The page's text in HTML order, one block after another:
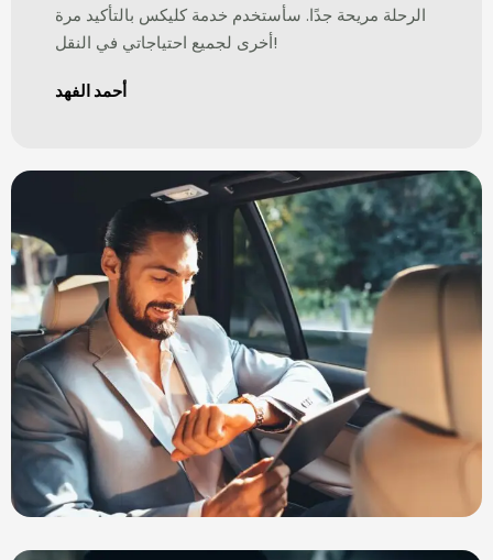
الرحلة مريحة جدًا. سأستخدم خدمة کلیکس بالتأكيد مرة
أخرى لجميع احتياجاتي في النقل!
أحمد الفهد